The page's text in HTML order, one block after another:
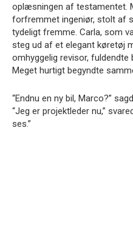
oplæsningen af testamentet.
forfremmet ingeniør, stolt af
tydeligt fremme. Carla, som
steg ud af et elegant køretøj
omhyggelig revisor,
Meget hurtigt begyndte
“Endnu en ny bil, Marco?”
“Jeg er projektleder nu,”
ses.”